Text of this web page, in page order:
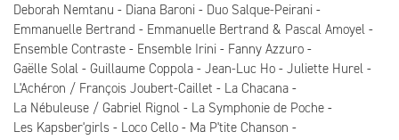
Deborah Nemtanu
Diana Baroni
Duo Salque-Peirani
Emmanuelle Bertrand
Emmanuelle Bertrand & Pascal Amoyel
Ensemble Contraste
Ensemble Irini
Fanny Azzuro
Gaëlle Solal
Guillaume Coppola Jean-Luc Ho
Juliette Hurel
L'Achéron / François Joubert-Caillet
La Chacana
La Nébuleuse / Gabriel Rignol
La Symphonie de Poche
Les Kapsber'girls
Loco Cello
Ma P'tite Chanson